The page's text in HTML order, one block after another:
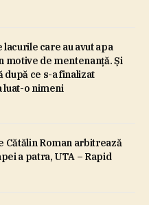
care au avut apa
motive de mentenanţă. Şi
după ce s-a finalizat
luat-o nimeni
Cătălin Roman arbitrează
a patra, UTA – Rapid